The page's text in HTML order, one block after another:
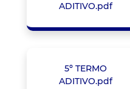
ADITIVO.pdf
5º TERMO
ADITIVO.pdf